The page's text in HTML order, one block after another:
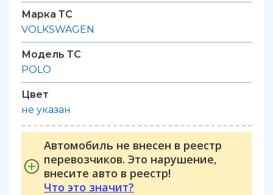
Марка ТС
VOLKSWAGEN
Модель ТС
POLO
Цвет
не указан
Автомобиль не внесен в реестр
перевозчиков. Это нарушение,
внесите авто в реестр!
Что это значит?